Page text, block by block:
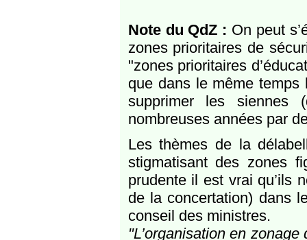
Note du QdZ : On peut
zones prioritaires de
"zones prioritaires
que dans le même temps
supprimer les siennes
nombreuses années par
Les thèmes de la
stigmatisant des zones
prudente il est vrai qu’ils
de la concertation) dans
conseil des ministres.
"L’organisation en